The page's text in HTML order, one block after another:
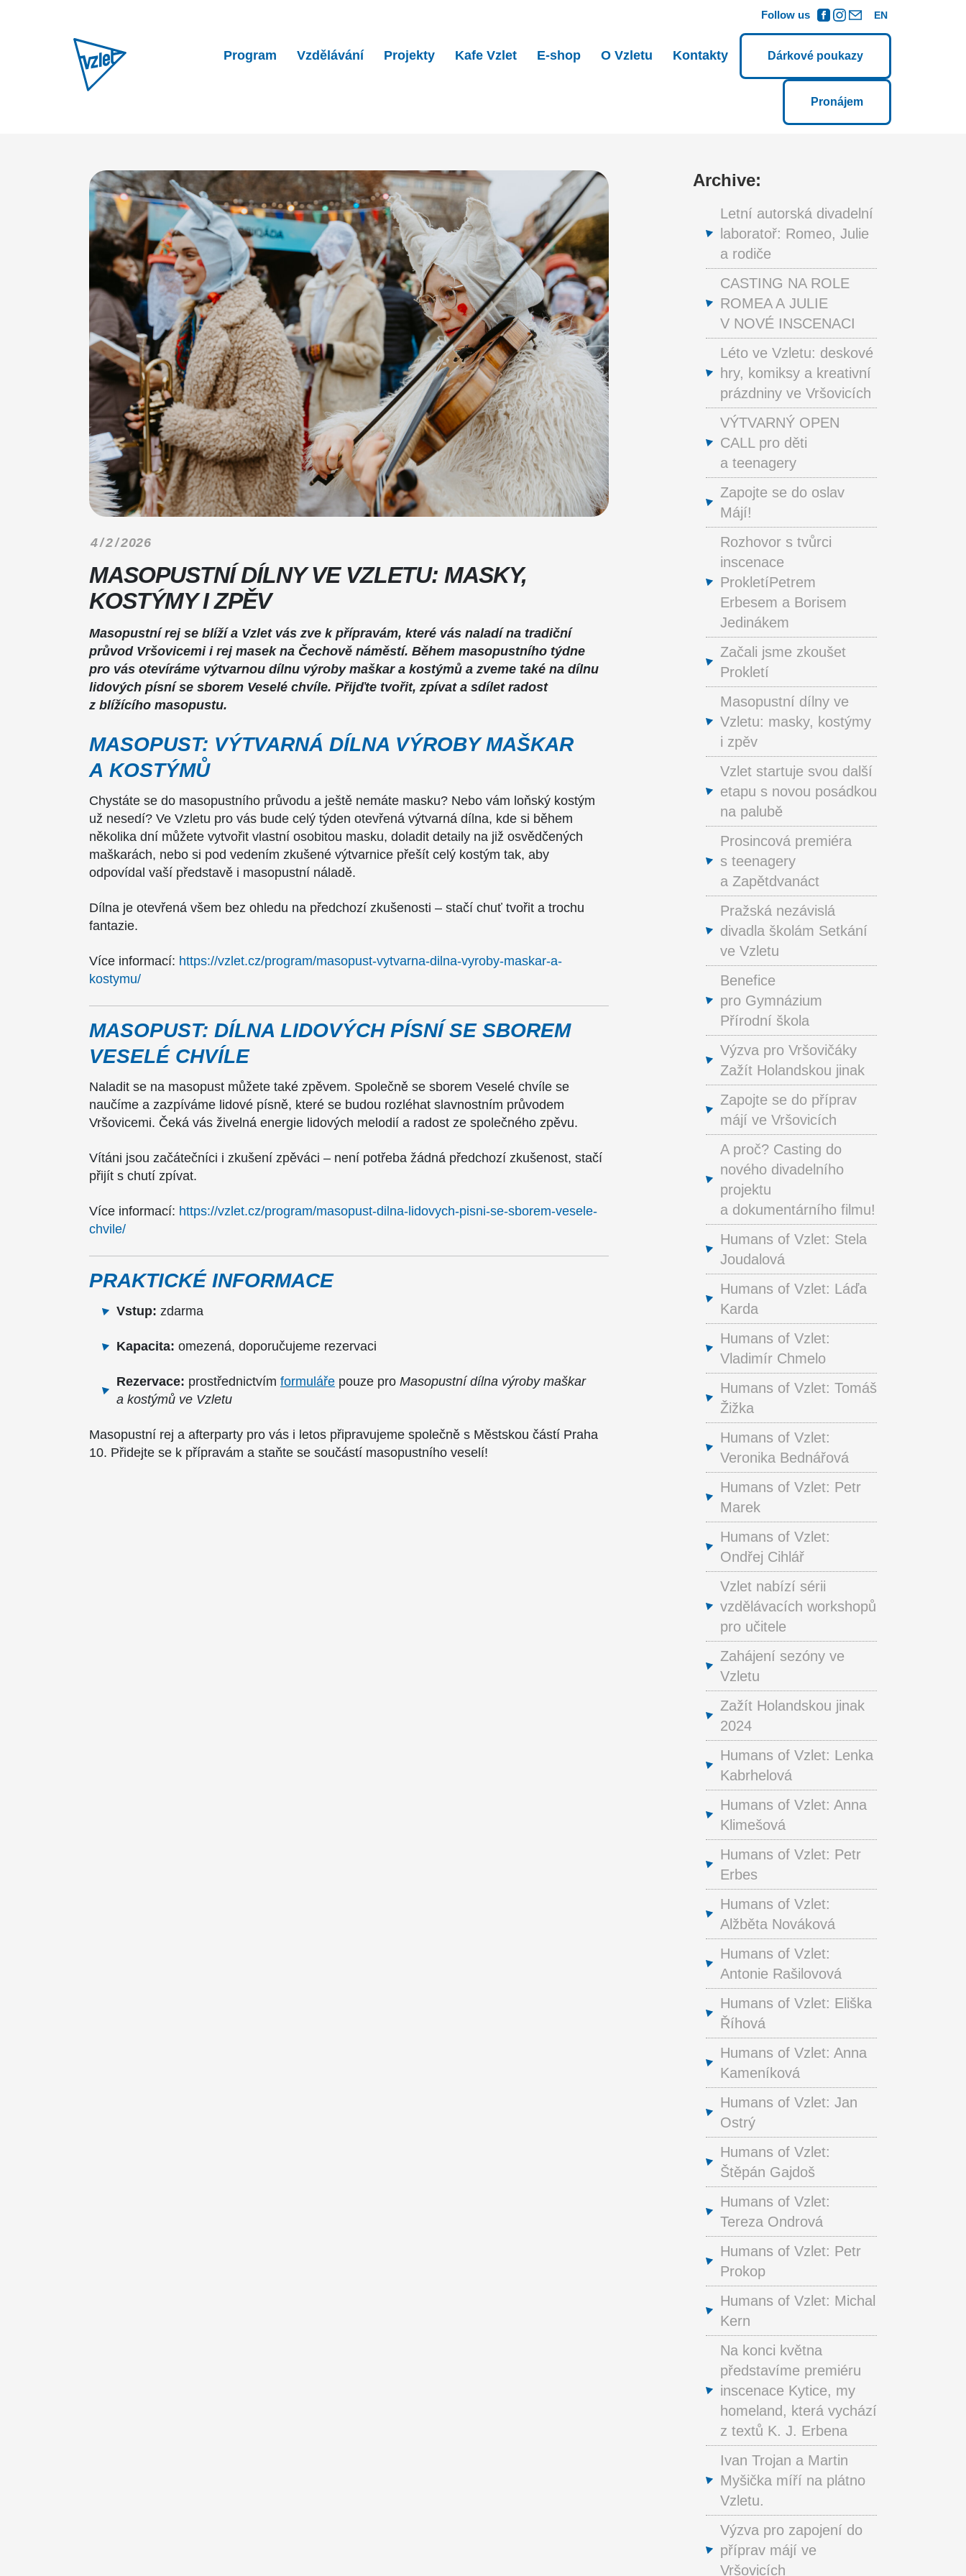
Follow us EN
Program Vzdělávání Projekty Kafe Vzlet E-shop O Vzletu Kontakty Dárkové poukazy
Pronájem
4 / 2 / 2026
MASOPUSTNÍ DÍLNY VE VZLETU: MASKY,
KOSTÝMY I ZPĚV
Masopustní rej se blíží a Vzlet vás zve k přípravám, které vás naladí na tradiční
průvod Vršovicemi i rej masek na Čechově náměstí. Během masopustního týdne
pro vás otevíráme výtvarnou dílnu výroby maškar a kostýmů a zveme také na dílnu
lidových písní se sborem Veselé chvíle. Přijďte tvořit, zpívat a sdílet radost
z blížícího masopustu.
MASOPUST: VÝTVARNÁ DÍLNA VÝROBY MAŠKAR
A KOSTÝMŮ
Chystáte se do masopustního průvodu a ještě nemáte masku? Nebo vám loňský kostým
už nesedí? Ve Vzletu pro vás bude celý týden otevřená výtvarná dílna, kde si během
několika dní můžete vytvořit vlastní osobitou masku, doladit detaily na již osvědčených
maškarách, nebo si pod vedením zkušené výtvarnice přešít celý kostým tak, aby
odpovídal vaší představě i masopustní náladě.
Dílna je otevřená všem bez ohledu na předchozí zkušenosti – stačí chuť tvořit a trochu
fantazie.
Více informací: https://vzlet.cz/program/masopust-vytvarna-dilna-vyroby-maskar-a-
kostymu/
MASOPUST: DÍLNA LIDOVÝCH PÍSNÍ SE SBOREM
VESELÉ CHVÍLE
Naladit se na masopust můžete také zpěvem. Společně se sborem Veselé chvíle se
naučíme a zazpíváme lidové písně, které se budou rozléhat slavnostním průvodem
Vršovicemi. Čeká vás živelná energie lidových melodií a radost ze společného zpěvu.
Vítáni jsou začátečníci i zkušení zpěváci – není potřeba žádná předchozí zkušenost, stačí
přijít s chutí zpívat.
Více informací: https://vzlet.cz/program/masopust-dilna-lidovych-pisni-se-sborem-vesele-
chvile/
PRAKTICKÉ INFORMACE
Vstup: zdarma
Kapacita: omezená, doporučujeme rezervaci
Rezervace: prostřednictvím formuláře pouze pro Masopustní dílna výroby maškar
a kostýmů ve Vzletu
Masopustní rej a afterparty pro vás i letos připravujeme společně s Městskou částí Praha
10. Přidejte se k přípravám a staňte se součástí masopustního veselí!
Archive:
Letní autorská divadelní
laboratoř: Romeo, Julie
a rodiče
CASTING NA ROLE
ROMEA A JULIE
V NOVÉ INSCENACI
Léto ve Vzletu: deskové
hry, komiksy a kreativní
prázdniny ve Vršovicích
VÝTVARNÝ OPEN
CALL pro děti
a teenagery
Zapojte se do oslav
Májí!
Rozhovor s tvůrci
inscenace
ProkletíPetrem
Erbesem a Borisem
Jedinákem
Začali jsme zkoušet
Prokletí
Masopustní dílny ve
Vzletu: masky, kostýmy
i zpěv
Vzlet startuje svou další
etapu s novou posádkou
na palubě
Prosincová premiéra
s teenagery
a Zapětdvanáct
Pražská nezávislá
divadla školám Setkání
ve Vzletu
Benefice
pro Gymnázium
Přírodní škola
Výzva pro Vršovičáky
Zažít Holandskou jinak
Zapojte se do příprav
májí ve Vršovicích
A proč? Casting do
nového divadelního
projektu
a dokumentárního filmu!
Humans of Vzlet: Stela
Joudalová
Humans of Vzlet: Láďa
Karda
Humans of Vzlet:
Vladimír Chmelo
Humans of Vzlet: Tomáš
Žižka
Humans of Vzlet:
Veronika Bednářová
Humans of Vzlet: Petr
Marek
Humans of Vzlet:
Ondřej Cihlář
Vzlet nabízí sérii
vzdělávacích workshopů
pro učitele
Zahájení sezóny ve
Vzletu
Zažít Holandskou jinak
2024
Humans of Vzlet: Lenka
Kabrhelová
Humans of Vzlet: Anna
Klimešová
Humans of Vzlet: Petr
Erbes
Humans of Vzlet:
Alžběta Nováková
Humans of Vzlet:
Antonie Rašilovová
Humans of Vzlet: Eliška
Říhová
Humans of Vzlet: Anna
Kameníková
Humans of Vzlet: Jan
Ostrý
Humans of Vzlet:
Štěpán Gajdoš
Humans of Vzlet:
Tereza Ondrová
Humans of Vzlet: Petr
Prokop
Humans of Vzlet: Michal
Kern
Na konci května
představíme premiéru
inscenace Kytice, my
homeland, která vychází
z textů K. J. Erbena
Ivan Trojan a Martin
Myšička míří na plátno
Vzletu.
Výzva pro zapojení do
příprav májí ve
Vršovicích